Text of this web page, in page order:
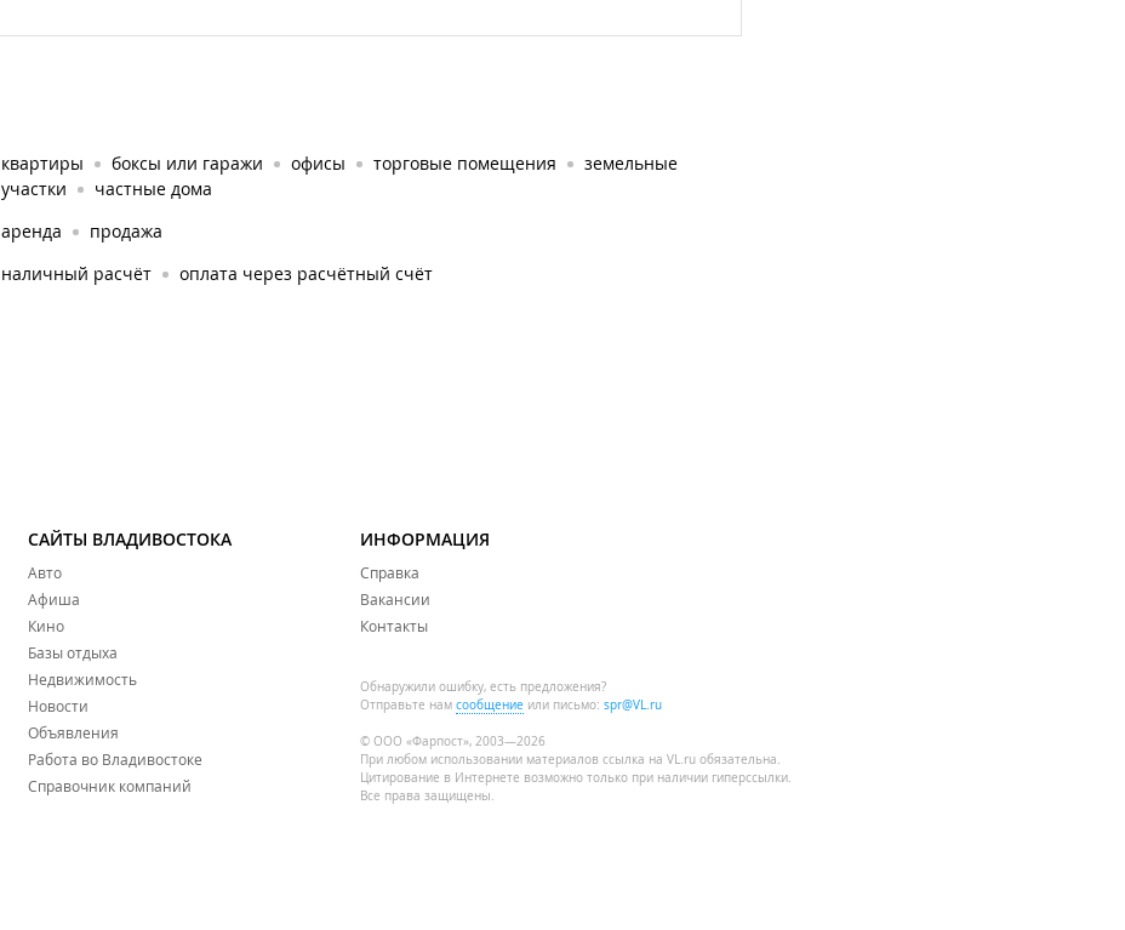
квартиры боксы или гаражи офисы торговые помещения
земельные
участки
частные дома
аренда
продажа
наличный расчёт оплата через расчётный счёт
САЙТЫ ВЛАДИВОСТОКА
Авто
Афиша
Кино
Базы отдыха
Недвижимость
Новости
Объявления
Работа во Владивостоке
Справочник компаний
ИНФОРМАЦИЯ
Справка
Вакансии
Контакты
Обнаружили ошибку, есть предложения?
Отправьте нам сообщение или письмо: spr@VL.ru
© ООО «Фарпост», 2003—2026
При любом использовании материалов ссылка на VL.ru обязательна.
Цитирование в Интернете возможно только при наличии гиперссылки.
Все права защищены.